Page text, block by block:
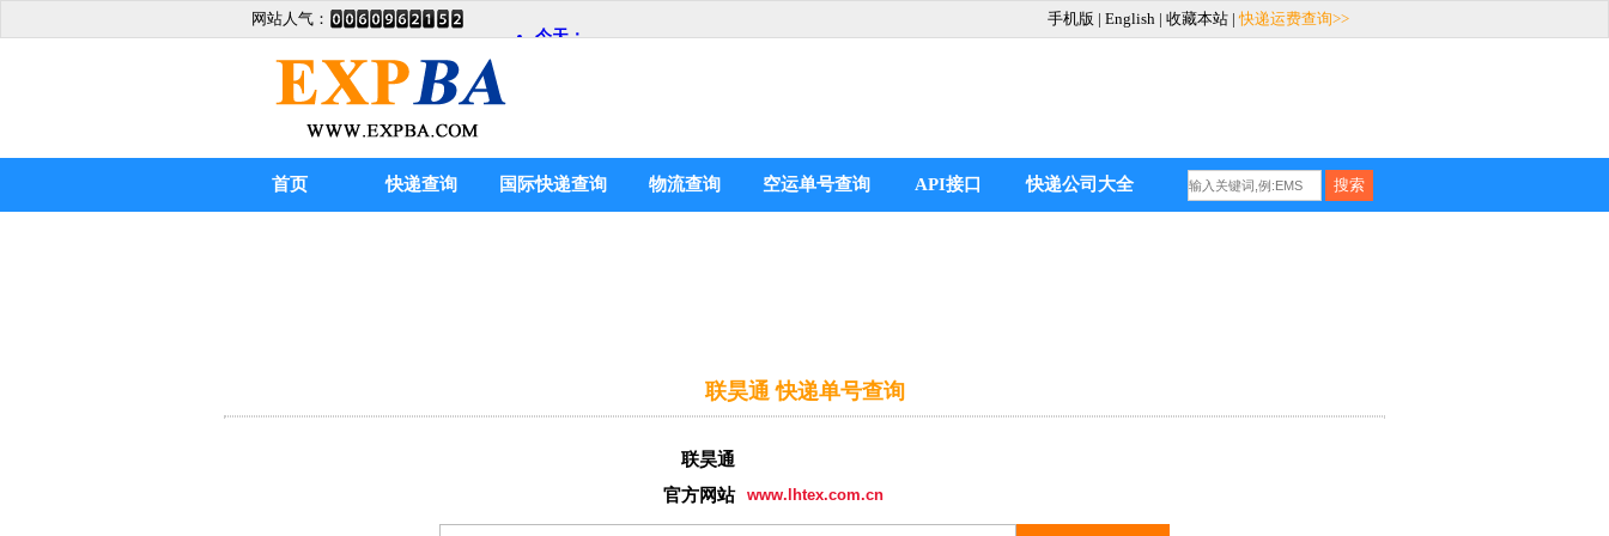
网站人气： 手机版 | English | 收藏本站 |快递运费查询>>
首页 快递查询 国际快递查询 物流查询 空运单号查询 API接口 快递公司大全
联昊通 快递单号查询
联昊通
官方网站
www.lhtex.com.cn